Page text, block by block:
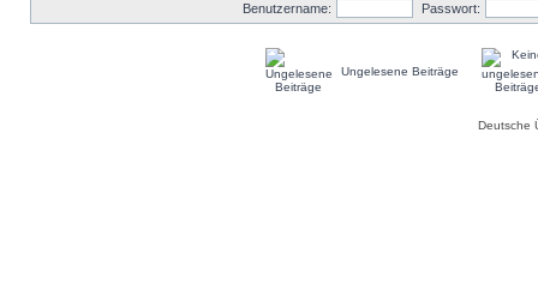
Benutzername: Passwort:
Ungelesene Beiträge
Deutsche